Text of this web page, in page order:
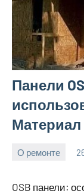
Панели
Материал
О ремонте
Avtor
Нет
OSB панели: